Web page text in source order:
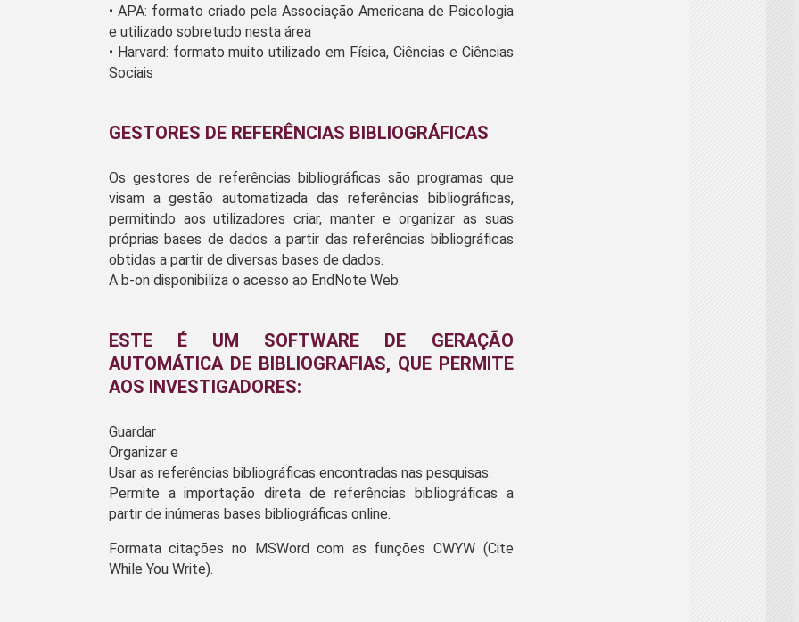
• APA: formato criado pela Associação Americana de Psicologia
e utilizado sobretudo nesta área
• Harvard: formato muito utilizado em Física, Ciências e Ciências
Sociais
GESTORES DE REFERÊNCIAS BIBLIOGRÁFICAS
Os gestores de referências bibliográficas são programas que
visam a gestão automatizada das referências bibliográficas,
permitindo aos utilizadores criar, manter e organizar as suas
próprias bases de dados a partir das referências bibliográficas
obtidas a partir de diversas bases de dados.
A b-on disponibiliza o acesso ao EndNote Web.
ESTE É UM SOFTWARE DE GERAÇÃO
AUTOMÁTICA DE BIBLIOGRAFIAS, QUE PERMITE
AOS INVESTIGADORES:
Guardar
Organizar e
Usar as referências bibliográficas encontradas nas pesquisas.
Permite a importação direta de referências bibliográficas a
partir de inúmeras bases bibliográficas online.
Formata citações no MSWord com as funções CWYW (Cite
While You Write).